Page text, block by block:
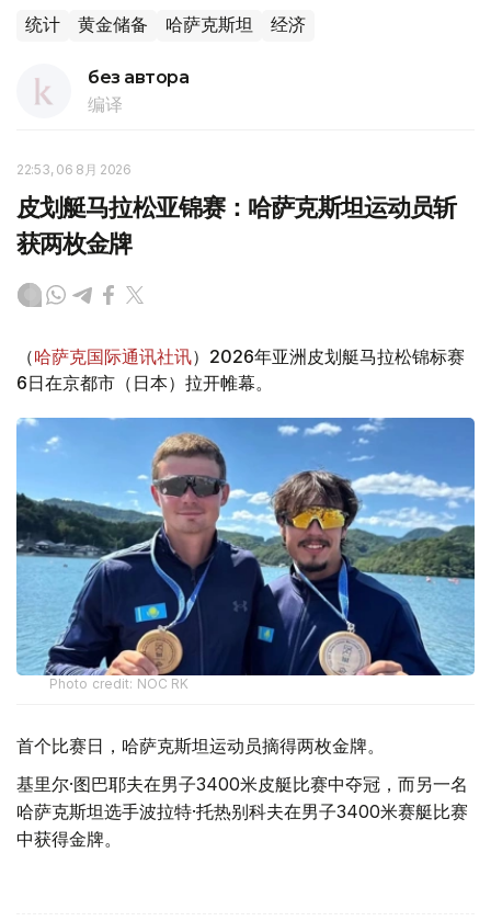
统计 黄金储备 哈萨克斯坦 经济
без автора
编译
22:53, 06 8月 2026
皮划艇马拉松亚锦赛：哈萨克斯坦运动员斩
获两枚金牌
（哈萨克国际通讯社讯）2026年亚洲皮划艇马拉松锦标赛
6日在京都市（日本）拉开帷幕。
Photo credit: NOC RK
首个比赛日，哈萨克斯坦运动员摘得两枚金牌。
基里尔·图巴耶夫在男子3400米皮艇比赛中夺冠，而另一名
哈萨克斯坦选手波拉特·托热别科夫在男子3400米赛艇比赛
中获得金牌。